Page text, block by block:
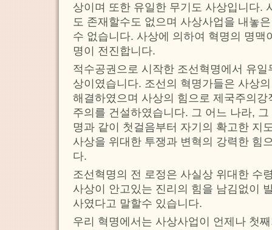
상이며 또한 유일한 무기도 사상입니다.
도 존재할수도 없으며 사상사업을 내놓
수 없습니다. 사상에 의하여 혁명의 명맥
명이 전진합니다.
적수공권으로 시작한 조선혁명에서 유
상이였습니다. 조선의 혁명가들은 사상
해결하였으며 사상의 힘으로 제국주의
주의를 건설하였습니다. 그 어느 나라,
명과 같이 첫걸음부터 자기의 확고한 지
사상을 위대한 투쟁과 변혁의 강력한 힘
다.
조선혁명의 전 로정은 사실상 위대한 수
사상이 안고있는 진리의 힘을 남김없이
사였다고 말할수 있습니다.
우리 혁명에서는 사상사업이 언제나 첫